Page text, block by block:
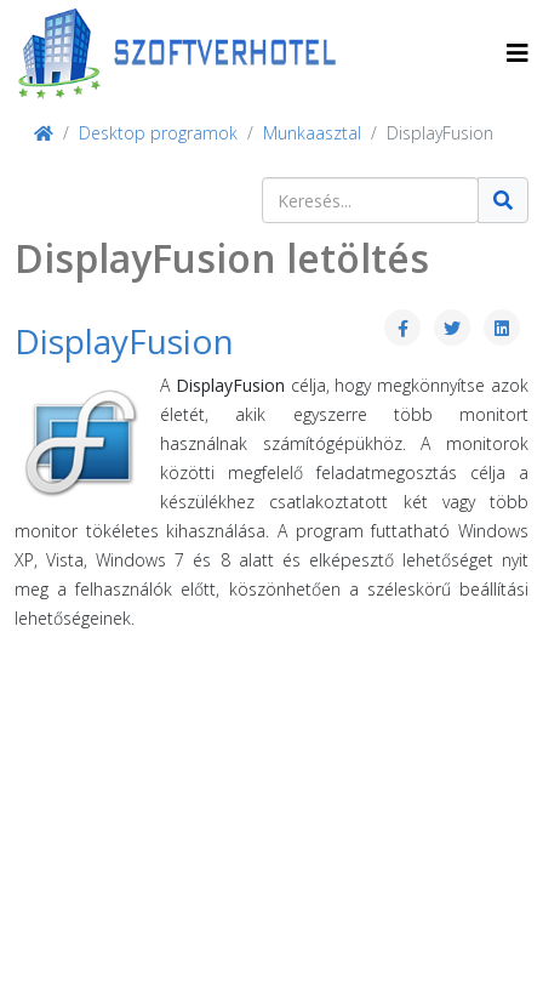
Desktop programok Munkaasztal DisplayFusion
Keresés
DisplayFusion letöltés
DisplayFusion
A DisplayFusion célja, hogy megkönnyítse azok
életét, akik egyszerre több monitort
használnak számítógépükhöz. A monitorok
közötti megfelelő feladatmegosztás célja a
készülékhez csatlakoztatott két vagy több
monitor tökéletes kihasználása. A program futtatható Windows
XP, Vista, Windows 7 és 8 alatt és elképesztő lehetőséget nyit
meg a felhasználók előtt, köszönhetően a széleskörű beállítási
lehetőségeinek.